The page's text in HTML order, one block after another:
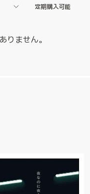
定期購入可能
りません。